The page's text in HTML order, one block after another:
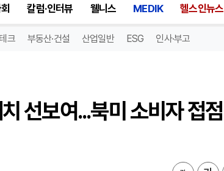
칼럼·인터뷰 웰니스 MEDIK 헬스인뉴스
테크 부동산·건설 산업일반 ESG 인사·부고
선보여...북미 소비자 접점